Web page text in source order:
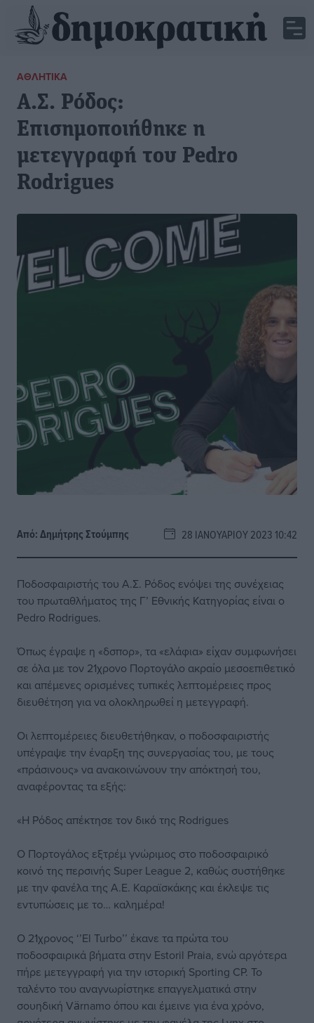
ΑΘΛΗΤΙΚΆ
Α.Σ. Ρόδος:
Επισημοποιήθηκε η
μετεγγραφή του Pedro
Rodrigues
Από:Δημήτρης Στούμπης 28 ΙΑΝΟΥΑΡΊΟΥ 2023 10:42
Ποδοσφαιριστής του Α.Σ. Ρόδος ενόψει της συνέχειας
του πρωταθλήματος της Γ’ Εθνικής Κατηγορίας είναι ο
Pedro Rodrigues.
Όπως έγραψε η «δσπορ», τα «ελάφια» είχαν συμφωνήσει
σε όλα με τον 21χρονο Πορτογάλο ακραίο μεσοεπιθετικό
και απέμενες ορισμένες τυπικές λεπτομέρειες προς
διευθέτηση για να ολοκληρωθεί η μετεγγραφή.
Οι λεπτομέρειες διευθετήθηκαν, ο ποδοσφαιριστής
υπέγραψε την έναρξη της συνεργασίας του, με τους
«πράσινους» να ανακοινώνουν την απόκτησή του,
αναφέροντας τα εξής:
«Η Ρόδος απέκτησε τον δικό της Rodrigues
Ο Πορτογάλος εξτρέμ γνώριμος στο ποδοσφαιρικό
κοινό της περσινής Super League 2, καθώς συστήθηκε
με την φανέλα της Α.Ε. Καραϊσκάκης και έκλεψε τις
εντυπώσεις με το… καλημέρα!
Ο 21χρονος ‘’El Turbo’’ έκανε τα πρώτα του
ποδοσφαιρικά βήματα στην Estoril Praia, ενώ αργότερα
πήρε μετεγγραφή για την ιστορική Sporting CP. Το
ταλέντο του αναγνωρίστηκε επαγγελματικά στην
σουηδική Värnamo όπου και έμεινε για ένα χρόνο,